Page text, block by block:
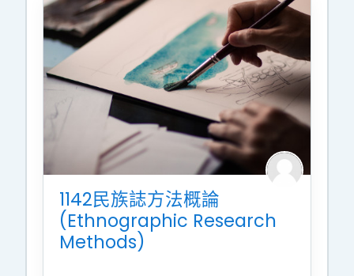
1142民族誌方法概論
(Ethnographic Research
Methods)